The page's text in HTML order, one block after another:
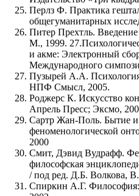
Перлз Ф. Практика
общегуманитарных
Питер Прехтль.
М., 1999.
и акме: Электронный
Международного
Пузырей А.А.
НПФ Смысл, 2005.
Роджерс К. Искусство
Апрель Пресс; Эксмо,
Сартр Жан-Поль. Бытие
феноменологической
2000
Смит, Дэвид Вудрафф.
философская
/ под ред. Д.Б. Волкова,
Спиркин А.Г.